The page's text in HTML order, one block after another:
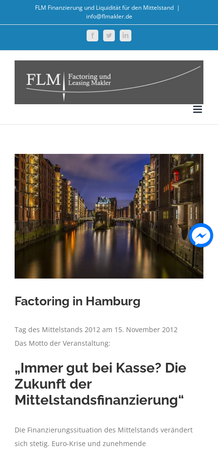
FLM Finanzierung und Liquidität für den Mittelstand |
info@flmakler.de
FacebookTwitterLinkedIn
Zeige
grösseres
Bild
Factoring in Hamburg
Tag des Mittelstands 2012 am 15. November 2012
Das Motto der Veranstaltung:
„Immer gut bei Kasse? Die
Zukunft der
Mittelstandsfinanzierung“
Die Finanzierungssituation des Mittelstands verändert
sich stetig. Euro-Krise und zunehmende